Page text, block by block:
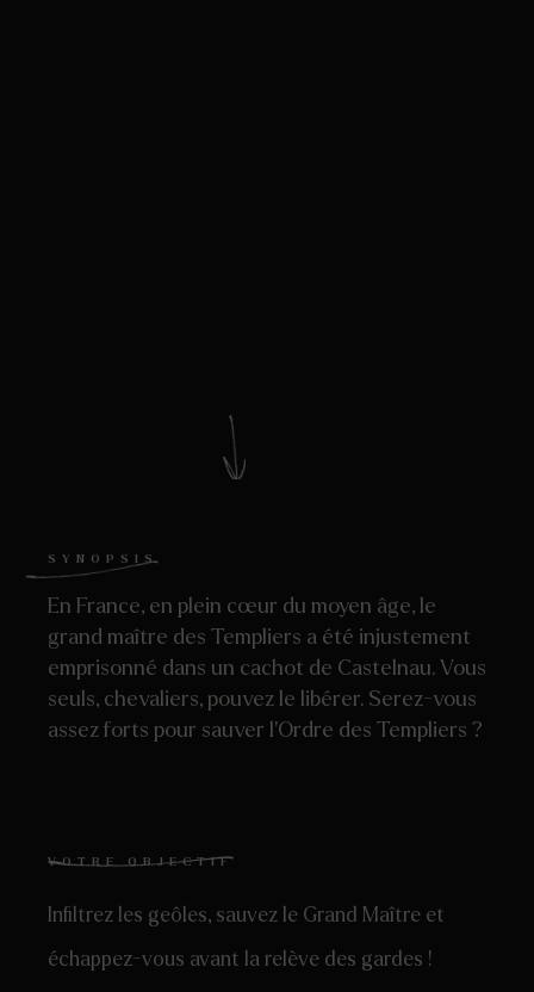
SYNOPSIS
En France, en plein cœur du moyen âge, le
grand maître des Templiers a été injustement
emprisonné dans un cachot de Castelnau. Vous
seuls, chevaliers, pouvez le libérer. Serez-vous
assez forts pour sauver l’Ordre des Templiers ?
VOTRE OBJECTIF
Infiltrez les geôles, sauvez le Grand Maître et
échappez-vous avant la relève des gardes !